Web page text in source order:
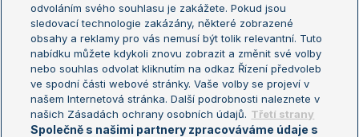
Turnaj mistrů
Turnaj mistryň
Aktualní trendy
Fotbalové přestupy
Livesport Daily
LS Prague Open
odvoláním svého souhlasu je zakážete. Pokud jsou
sledovací technologie zakázány, některé zobrazené
obsahy a reklamy pro vás nemusí být tolik relevantní. Tuto
nabídku můžete kdykoli znovu zobrazit a změnit své volby
nebo souhlas odvolat kliknutím na odkaz Řízení předvoleb
ve spodní části webové stránky. Vaše volby se projeví v
našem Internetová stránka. Další podrobnosti naleznete v
našich Zásadách ochrany osobních údajů. Třetí strany
Společně s našimi partnery zpracováváme údaje s